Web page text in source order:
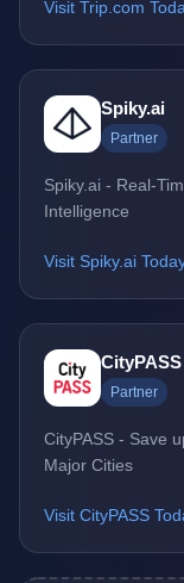
Visit Trip.com
Spiky.ai
Partner
Spiky.ai - Real-
Intelligence
Visit Spiky.ai
CityPASS
Partner
CityPASS - Save
Major Cities
Visit CityPASS